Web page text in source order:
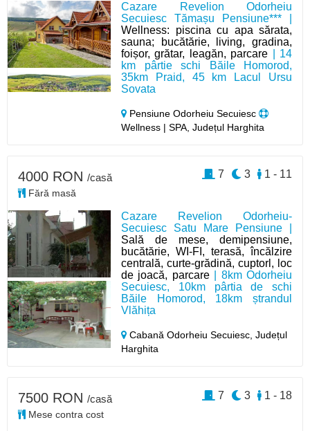
Cazare Revelion Odorheiu
Secuiesc Tămașu Pensiune*** |
Wellness: piscina cu apa sărata,
sauna; bucătărie, living, gradina,
foișor, grătar, leagăn, parcare | 14
km pârtie schi Băile Homorod,
35km Praid, 45 km Lacul Ursu
Sovata
Pensiune Odorheiu Secuiesc
Wellness | SPA, Județul Harghita
Cazare Revelion Odorheiu-
Secuiesc Satu Mare Pensiune |
Sală de mese, demipensiune,
bucătărie, WI-FI, terasă, încălzire
centrală, curte-grădină, cuptorl, loc
de joacă, parcare| 8km Odorheiu
Secuiesc, 10km pârtia de schi
Băile Homorod, 18km ștrandul
Vlăhița
Cabană Odorheiu Secuiesc,Județul
Harghita
4000 RON /casă
Fără masă
1 - 11
3
7
7500 RON /casă
Mese contra cost
1 - 18
3
7